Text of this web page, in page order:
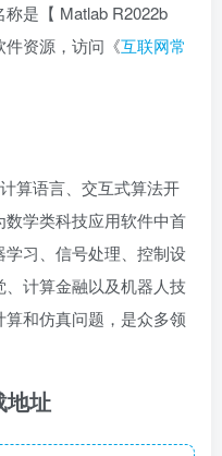
是【 Matlab R2022b
件资源，访问《互联网常
算语言、交互式算法开
学类科技应用软件中首
习、信号处理、控制设
计算金融以及机器人技
和仿真问题，是众多领
地址